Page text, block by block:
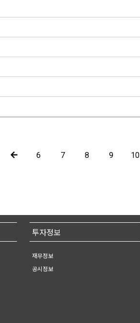
6 7 8 9 10
투자정보
재무정보
공시정보